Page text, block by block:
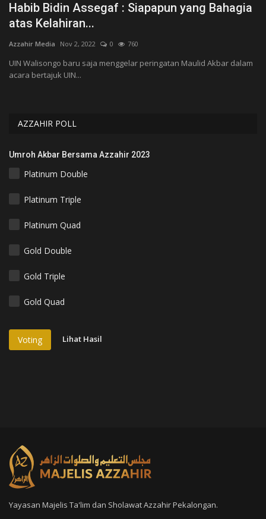
Habib Bidin Assegaf : Siapapun yang Bahagia
atas Kelahiran...
Azzahir Media Nov 2, 2022 0 760
UIN Walisongo baru saja menggelar peringatan Maulid Akbar dalam
acara bertajuk UIN...
AZZAHIR POLL
Umroh Akbar Bersama Azzahir 2023
Platinum Double
Platinum Triple
Platinum Quad
Gold Double
Gold Triple
Gold Quad
Voting Lihat Hasil
Yayasan Majelis Ta'lim dan Sholawat Azzahir Pekalongan.